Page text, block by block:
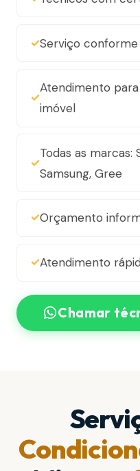
Serviço conforme
Atendimento
imóvel
Todas as marcas:
Samsung, Gree
Orçamento
Atendimento
Chamar